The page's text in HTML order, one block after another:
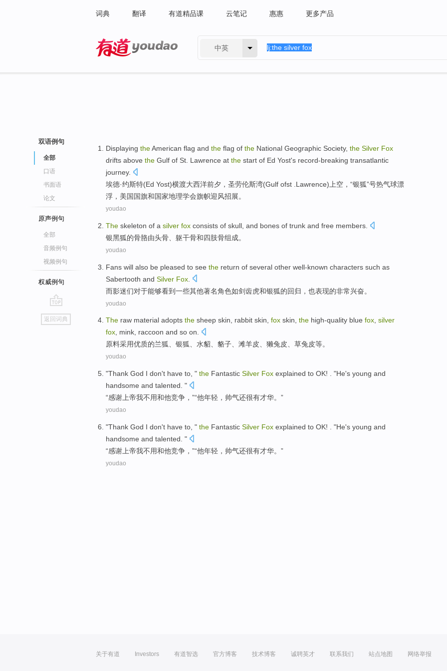
词典 翻译 有道精品课 云笔记 惠惠 更多产品
中英
双语例句
全部
口语
书面语
论文
原声例句
全部
音频例句
视频例句
权威例句
go
top
返回词典
Displaying theAmerican flag and the flag of the National Geographic Society, the Silver Fox
drifts above the Gulf of St. Lawrence at the start of Ed Yost's record-breaking transatlantic
journey.
埃德·约斯特(Ed Yost)横渡大西洋前夕，圣劳伦斯湾(Gulf ofst Lawrence)上空，“银狐”号热气球漂
浮， 美国 国旗和国家地理学会旗帜迎风招展。
youdao
The skeleton of a silver fox consists of skull and bones of trunk and free members
银黑狐的骨胳由头骨 躯干骨和四肢骨组成。
youdao
Fans will also be pleased to see the return of several other well-known characters such as
Sabertooth and Silver Fox
而影迷们对于能够看到一些其他著名角色如剑齿虎和银狐的回归 ， 也表现的非常兴奋。
youdao
The raw material adopts the sheep skin, rabbit skin, fox skin, the high-quality blue fox, silver
fox, mink, raccoon and so on.
原料采用优质的兰狐、 银狐、 水貂、 貉子、滩羊皮、獭兔皮、草兔皮等。
youdao
"Thank God I don't have to , " the Fantastic Silver Fox explained to OK! . "He's young and
handsome and talented . "
“感谢 上帝我不用和他竞争，”“他年轻 ， 帅气还很有才华。”
youdao
"Thank God I don't have to , " the Fantastic Silver Fox explained to OK! . "He's young and
handsome and talented . "
“感谢 上帝我不用和他竞争，”“他年轻 ， 帅气还很有才华。”
youdao
关于有道 Investors 有道智选 官方博客 技术博客 诚聘英才 联系我们 站点地图 网络举报